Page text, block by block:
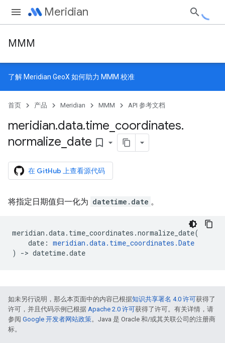
Meridian
MMM
了解 Meridian GeoX 如何助力 MMM 校准
首页 产品 Meridian MMM API 参考文档
meridian.data.time coordinates.
normalize date bookmark_border
在 GitHub 上查看源代码
将指定日期值归一化为 datetime.date 。
meridian .data. time_coordinates .normalize_date(
date : meridian .data. time_coordinates .Date
)
-> datetime.date
如未另行说明，那么本页面中的内容已根据知识共享署名 4.0 许可获得了
许可，并且代码示例已根据 Apache 2.0 许可获得了许可。有关详情，请
参阅 Google 开发者网站政策。Java 是 Oracle 和/或其关联公司的注册商
标。